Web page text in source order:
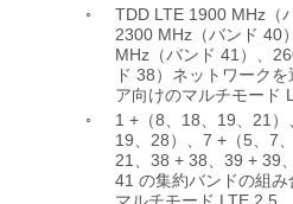
◦ TDD LTE 1900 MHz （
2300 MHz （バンド 40
MHz （バンド 41 ）、
ド 38 ）ネットワークを
ア向けのマルチモード
◦ 1 + （8 18 19 21 ）
19 28 ）、 7 + （5 7
21
38 + 38 39 + 39
41 の集約バンドの組み